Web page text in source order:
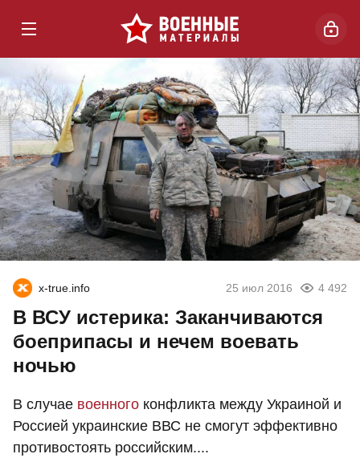
x-true.info 25 июл 2016 4 492
В ВСУ истерика: Заканчиваются
боеприпасы и нечем воевать
ночью
В случае военного конфликта между Украиной и
Россией украинские ВВС не смогут эффективно
противостоять российским....